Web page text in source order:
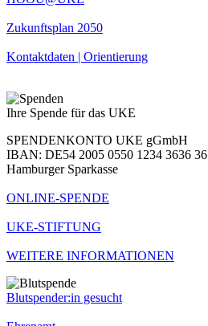
Zukunftsplan 2050
Kontaktdaten | Orientierung
Ihre Spende für das UKE
SPENDENKONTO UKE gGmbH
IBAN: DE54 2005 0550 1234 3636 36
Hamburger Sparkasse
ONLINE-SPENDE
UKE-STIFTUNG
WEITERE INFORMATIONEN
Blutspender:in gesucht